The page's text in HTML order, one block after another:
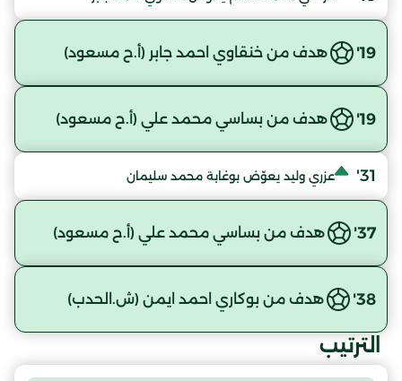
19' هدف من خنقاوي احمد جابر (أ.ح مسعود)
19' هدف من بساسي محمد علي (أ.ح مسعود)
31' عزري وليد يعوّض بوغابة محمد سليمان
37' هدف من بساسي محمد علي (أ.ح مسعود)
38' هدف من بوكاري احمد ايمن (ش.الحدب)
الترتيب